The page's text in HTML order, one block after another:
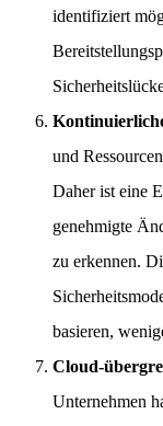
identifiziert
und
Daher ist eine
genehmigte
zu erkennen.
basieren,
Cloud-
Unternehmen